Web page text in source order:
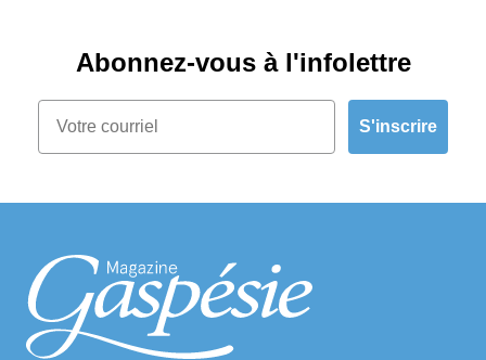
Abonnez-vous à l'infolettre
S'inscrire